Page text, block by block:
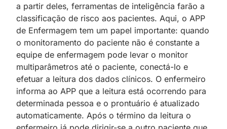
a partir deles, ferramentas de inteligência farão a
classificação de risco aos pacientes. Aqui, o APP
de Enfermagem tem um papel importante: quando
o monitoramento do paciente não é constante a
equipe de enfermagem pode levar o monitor
multiparâmetros até o paciente, conectá-lo e
efetuar a leitura dos dados clínicos. O enfermeiro
informa ao APP que a leitura está ocorrendo para
determinada pessoa e o prontuário é atualizado
automaticamente. Após o término da leitura o